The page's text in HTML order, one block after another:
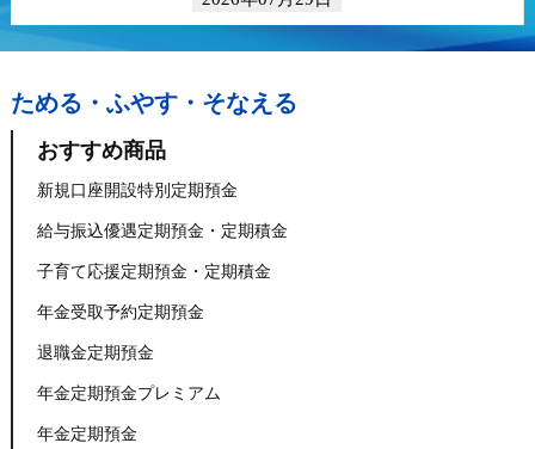
ためる・ふやす・そなえる
おすすめ商品
新規口座開設特別定期預金
給与振込優遇定期預金・定期積金
子育て応援定期預金・定期積金
年金受取予約定期預金
退職金定期預金
年金定期預金プレミアム
年金定期預金